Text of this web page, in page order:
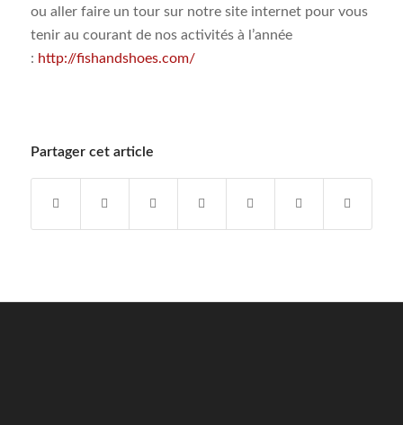
ou aller faire un tour sur notre site internet pour vous
tenir au courant de nos activités à l’année
: http://fishandshoes.com/
Partager cet article